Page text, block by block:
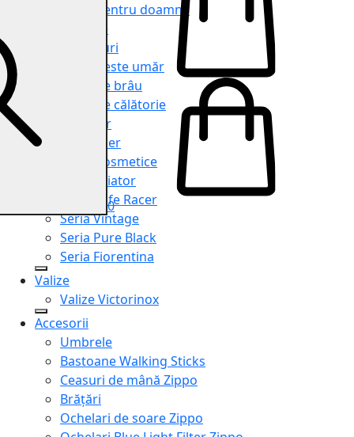
Genți pentru doamne
Serviete
Rucsacuri
Genți peste umăr
Genți de brâu
Genți de călătorie
Shopper
Organiser
Truse cosmetice
Seria Aviator
Seria Cafe Racer
Seria Vintage
Seria Pure Black
Seria Fiorentina
Valize
Valize Victorinox
Accesorii
Umbrele
Bastoane Walking Sticks
Ceasuri de mână Zippo
Brățări
Ochelari de soare Zippo
0